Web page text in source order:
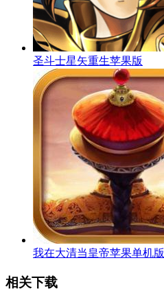
圣斗士星矢重生苹果版
我在大清当皇帝苹果单机版
相关下载